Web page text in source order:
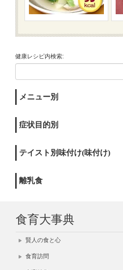
健康レシピ内検索:
メニュー別
症状目的別
テイスト別味付け(味付け)
離乳食
食育大事典
賢人の食と心
食育訪問